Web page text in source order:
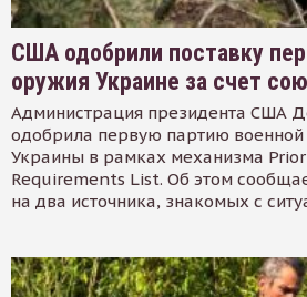
США одобрили поставку
оружия Украине за счет
Администрация президента США
одобрила первую партию
Украины в рамках механизма
Requirements List. Об этом
на два источника, знакомых с